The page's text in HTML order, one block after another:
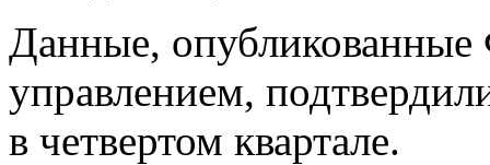
Данные, опубликованные
управлением,
в четвертом квартале.